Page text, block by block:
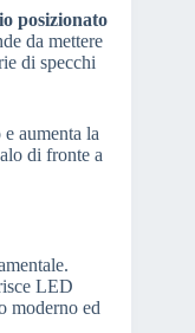
posizionato
da mettere
di specchi
aumenta la
di fronte a
LED
moderno ed